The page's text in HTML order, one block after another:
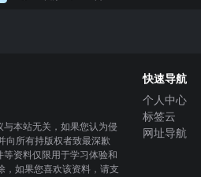
本站无关，如果您认为侵
向所有持版权者致最深歉
资料仅限用于学习体验和
，如果您喜欢该资料，请支
快速导航
个人中心
标签云
网址导航